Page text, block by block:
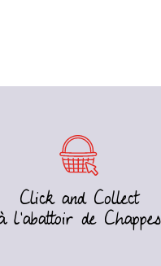
Click and Collect
l’abattoir de Chappes